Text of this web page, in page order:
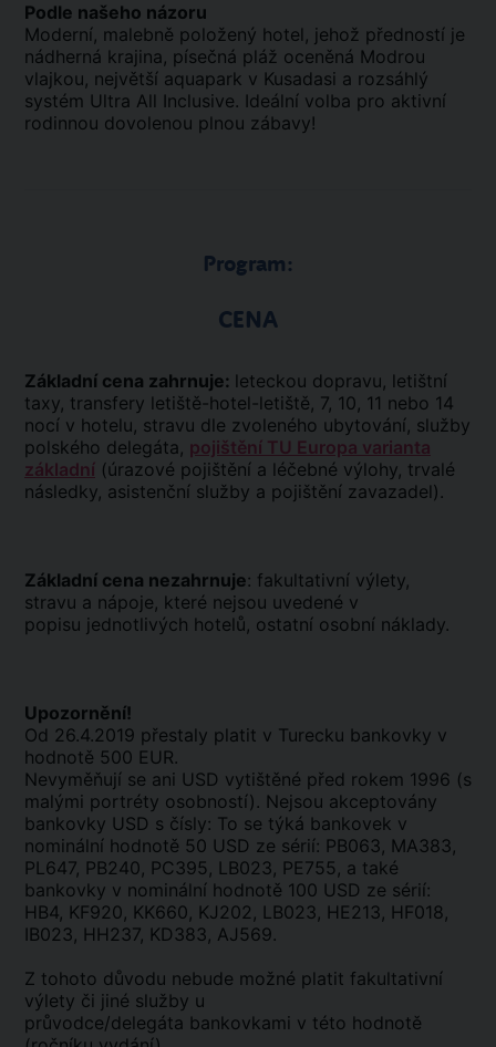
Podle našeho názoru
Moderní, malebně položený hotel, jehož předností je
nádherná krajina, písečná pláž oceněná Modrou
vlajkou, největší aquapark v Kusadasi a rozsáhlý
systém Ultra All Inclusive. Ideální volba pro aktivní
rodinnou dovolenou plnou zábavy!
Program:
CENA
Základní cena zahrnuje: leteckou dopravu, letištní
taxy, transfery letiště-hotel-letiště, 7, 10, 11 nebo 14
nocí v hotelu, stravu dle zvoleného ubytování, služby
polského delegáta, pojištění TU Europa varianta
základní (úrazové pojištění a léčebné výlohy, trvalé
následky, asistenční služby a pojištění zavazadel).
Základní cena nezahrnuje: fakultativní výlety,
stravu a nápoje, které nejsou uvedené v
popisu jednotlivých hotelů, ostatní osobní náklady.
Upozornění!
Od 26.4.2019 přestaly platit v Turecku bankovky v
hodnotě 500 EUR.
Nevyměňují se ani USD vytištěné před rokem 1996 (s
malými portréty osobností). Nejsou akceptovány
bankovky USD s čísly: To se týká bankovek v
nominální hodnotě 50 USD ze sérií: PB063, MA383,
PL647, PB240, PC395, LB023, PE755, a také
bankovky v nominální hodnotě 100 USD ze sérií:
HB4, KF920, KK660, KJ202, LB023, HE213, HF018,
IB023, HH237, KD383, AJ569.
Z tohoto důvodu nebude možné platit fakultativní
výlety či jiné služby u
průvodce/delegáta bankovkami v této hodnotě